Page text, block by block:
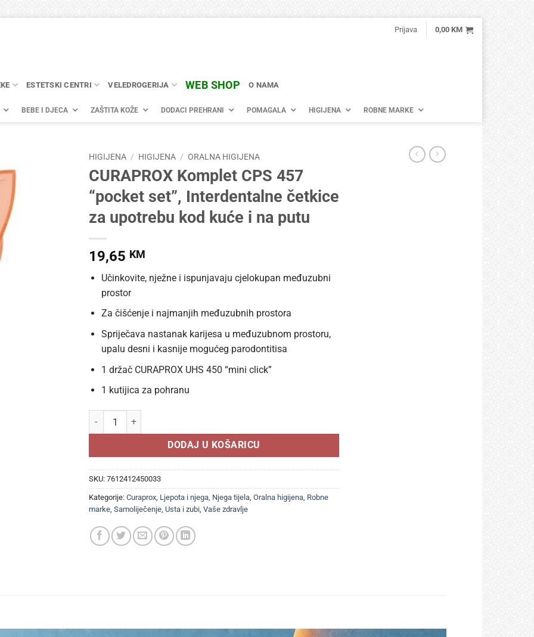
Prijava 0,00 KM
ESTETSKI CENTRI VELEDROGERIJA WEB SHOP O NAMA
BEBE I DJECA ZAŠTITA KOŽE DODACI PREHRANI POMAGALA HIGIJENA ROBNE MARKE
HIGIJENA / HIGIJENA / ORALNA HIGIJENA
CURAPROX Komplet CPS 457
“pocket set”, Interdentalne četkice
za upotrebu kod kuće i na putu
19,65 KM
Učinkovite, nježne i ispunjavaju cjelokupan međuzubni
prostor
Za čišćenje i najmanjih međuzubnih prostora
Spriječava nastanak karijesa u međuzubnom prostoru,
upalu desni i kasnije mogućeg parodontitisa
1 držač CURAPROX UHS 450 “mini click”
1 kutijica za pohranu
CURAPROX Komplet CPS 457 "pocket set", Interdentalne četkice za upotrebu kod kuće i na putu količina
DODAJ U KOŠARICU
SKU: 7612412450033
Kategorije: Curaprox Ljepota i njega Njega tijela Oralna higijena Robne
marke Samoliječenje Usta i zubi Vaše zdravlje